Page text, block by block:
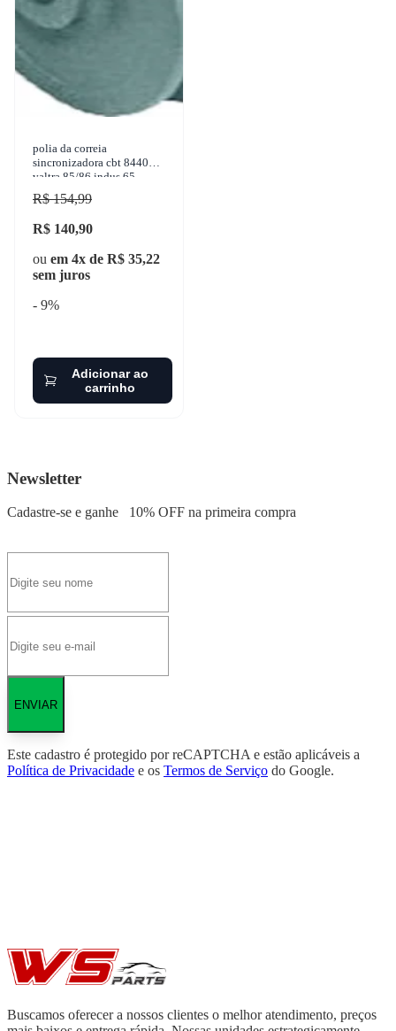
polia da correia
sincronizadora cbt 8440
valtra 85/86 indus 65
cafeeiro 68 vw 6-90 1983-
1988 cinap - 11253671
R$ 154,99
R$ 140,90
ou em 4x de R$ 35,22
sem juros
- 9%
Adicionar ao
carrinho
Newsletter
Cadastre-se e ganhe 10% OFF na primeira compra
ENVIAR
Este cadastro é protegido por reCAPTCHA e estão aplicáveis a
Política de Privacidade e os Termos de Serviço do Google.
Buscamos oferecer a nossos clientes o melhor atendimento, preços